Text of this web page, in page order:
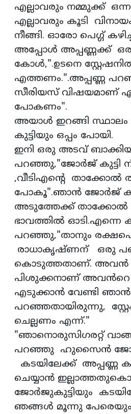
എല്ലാവരും നമ്മുക്ക്
എല്ലാവരും കൂടി
നീങ്ങി. ഓരോ പെഗ്ഗ്
അപ്പോൾ അപ്പണ്ണക്ക്
കോൾ,".ഉടനെ
എത്തണം.".അപ്പണ്ണ
സീരിയസ്‌ വിഷയമാണ്
പോകണം".
അയാൾ ഇറങ്ങി സ്ഥാലം
കുട്ടിയും ഒപ്പം പോയി.
ഇനി ഒരു അടവ്
പറഞ്ഞു,"ജോർജ് കുട്ടി
,വീടിഎൻ്റെ താക്കോൽ
പോകൂ".ഞാൻ ജോർജ്
അടുത്തേക്ക് താക്കോൽ
ഭാവത്തിൽ ഓടി.എന്നെ
പറഞ്ഞു,"താനും
രാധാകൃഷ്ണന് ഒരു
കൊടുത്തതാണ്. അവൻ
പിശുക്കനാണ് അവൻറെ
എടുക്കാൻ വേണ്ടി
പറഞ്ഞതായിരുന്നു,
ചെല്ലണം എന്ന്."
"ഞാനൊരുസിഗരറ്റ്
പറഞ്ഞു ഹുസൈൻ
കടയിലേക്ക് അപ്പണ്ണ
ചെയ്യാൻ
ജോർജുകുട്ടിയും
ഞങ്ങൾ മൂന്നു